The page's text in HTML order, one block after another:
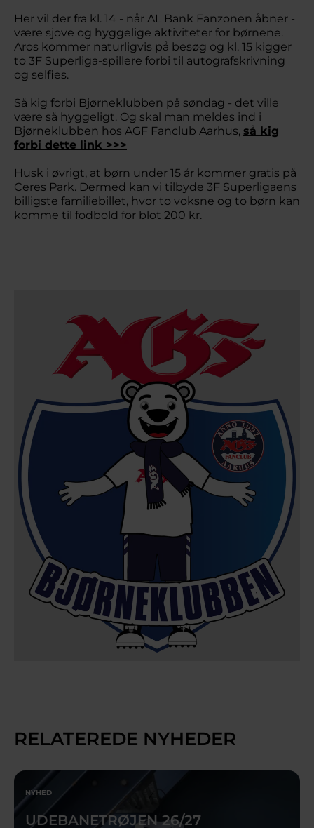
Her vil der fra kl. 14 - når AL Bank Fanzonen åbner -
være sjove og hyggelige aktiviteter for børnene.
Aros kommer naturligvis på besøg og kl. 15 kigger
to 3F Superliga-spillere forbi til autografskrivning
og selfies.
Så kig forbi Bjørneklubben på søndag - det ville
være så hyggeligt. Og skal man meldes ind i
Bjørneklubben hos AGF Fanclub Aarhus, så kig
forbi dette link >>>
Husk i øvrigt, at børn under 15 år kommer gratis på
Ceres Park. Dermed kan vi tilbyde 3F Superligaens
billigste familiebillet, hvor to voksne og to børn kan
komme til fodbold for blot 200 kr.
RELATEREDE NYHEDER
NYHED
UDEBANETRØJEN 26/27